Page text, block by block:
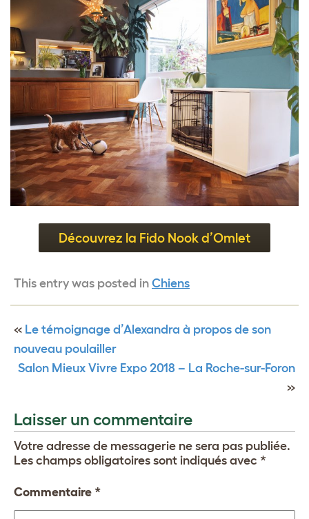
Découvrez la Fido Nook d’Omlet
This entry was posted in Chiens
« Le témoignage d’Alexandra à propos de son
nouveau poulailler
Salon Mieux Vivre Expo 2018 – La Roche-sur-Foron
»
Laisser un commentaire
Votre adresse de messagerie ne sera pas publiée.
Les champs obligatoires sont indiqués avec *
Commentaire *